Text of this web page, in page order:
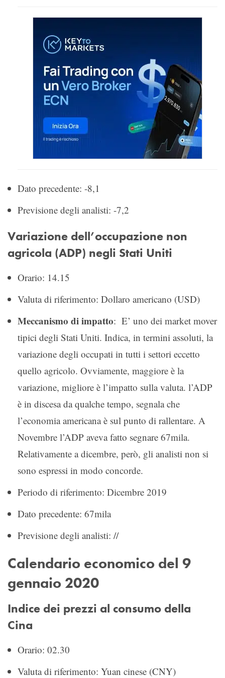
Dato precedente: -8,1
Previsione degli analisti: -7,2
Variazione dell’occupazione non
agricola (ADP) negli Stati Uniti
Orario: 14.15
Valuta di riferimento: Dollaro americano (USD)
Meccanismo di impatto: E’ uno dei market mover
tipici degli Stati Uniti. Indica, in termini assoluti, la
variazione degli occupati in tutti i settori eccetto
quello agricolo. Ovviamente, maggiore è la
variazione, migliore è l’impatto sulla valuta. l’ADP
è in discesa da qualche tempo, segnala che
l’economia americana è sul punto di rallentare. A
Novembre l’ADP aveva fatto segnare 67mila.
Relativamente a dicembre, però, gli analisti non si
sono espressi in modo concorde.
Periodo di riferimento: Dicembre 2019
Dato precedente: 67mila
Previsione degli analisti: //
Calendario economico del 9
gennaio 2020
Indice dei prezzi al consumo della
Cina
Orario: 02.30
Valuta di riferimento: Yuan cinese (CNY)